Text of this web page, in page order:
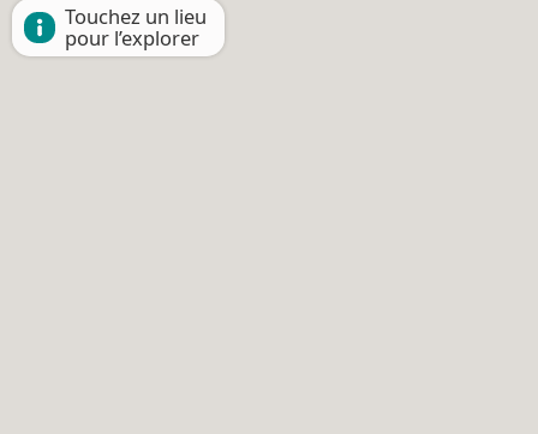
Touchez un lieu
pour l’explorer